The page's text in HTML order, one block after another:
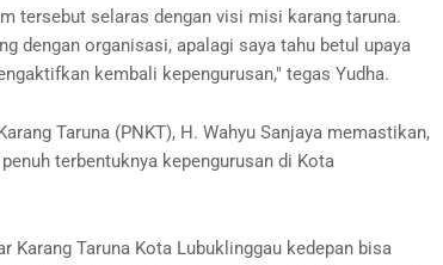
tersebut selaras dengan visi misi karang taruna.
dengan organisasi, apalagi saya tahu betul upaya
kembali kepengurusan," tegas Yudha.
Taruna (PNKT), H. Wahyu Sanjaya memastikan,
terbentuknya kepengurusan di Kota
Karang Taruna Kota Lubuklinggau kedepan bisa